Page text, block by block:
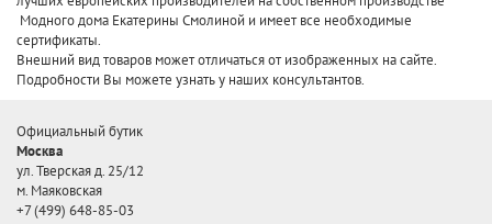
Модного дома Екатерины Смолиной и имеет все необходимые
сертификаты.
Внешний вид товаров может отличаться от изображенных на сайте.
Подробности Вы можете узнать у наших консультантов.
Официальный бутик
Москва
ул. Тверская д. 25/12
м. Маяковская
+7 (499) 648-85-03